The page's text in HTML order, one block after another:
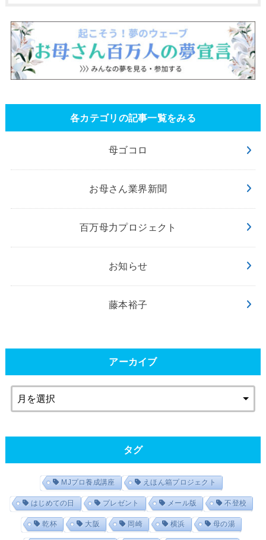
各カテゴリの記事一覧をみる
母ゴコロ
お母さん業界新聞
百万母力プロジェクト
お知らせ
藤本裕子
アーカイブ
タグ
MJプロ養成講座 えほん箱プロジェクト
はじめての日 プレゼント メール版 不登校
乾杯 大阪 岡崎 横浜 母の湯